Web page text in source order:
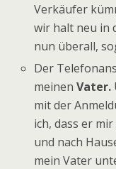
Verkäufer
wir halt neu in
nun überall,
Der
meinenVater.
mit der
ich, dass er
und nach
mein Vater